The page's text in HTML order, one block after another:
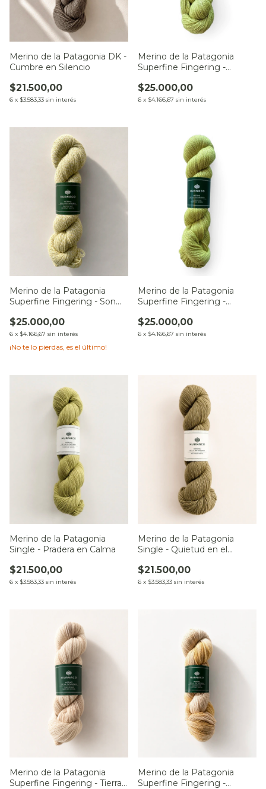
Merino de la Patagonia DK -
Cumbre en Silencio
$21.500,00
6 x $3.583,33 sin interés
Merino de la Patagonia
Superfine Fingering -
$25.000,00
6 x $4.166,67 sin interés
Merino de la Patagonia
Superfine Fingering - Son
$25.000,00
6 x $4.166,67 sin interés
¡No te lo pierdas, es el último!
Merino de la Patagonia
Superfine Fingering -
$25.000,00
6 x $4.166,67 sin interés
Merino de la Patagonia
Single - Pradera en Calma
$21.500,00
6 x $3.583,33 sin interés
Merino de la Patagonia
Single - Quietud en el
$21.500,00
6 x $3.583,33 sin interés
Merino de la Patagonia
Superfine Fingering - Tierras
Merino de la Patagonia
Superfine Fingering -